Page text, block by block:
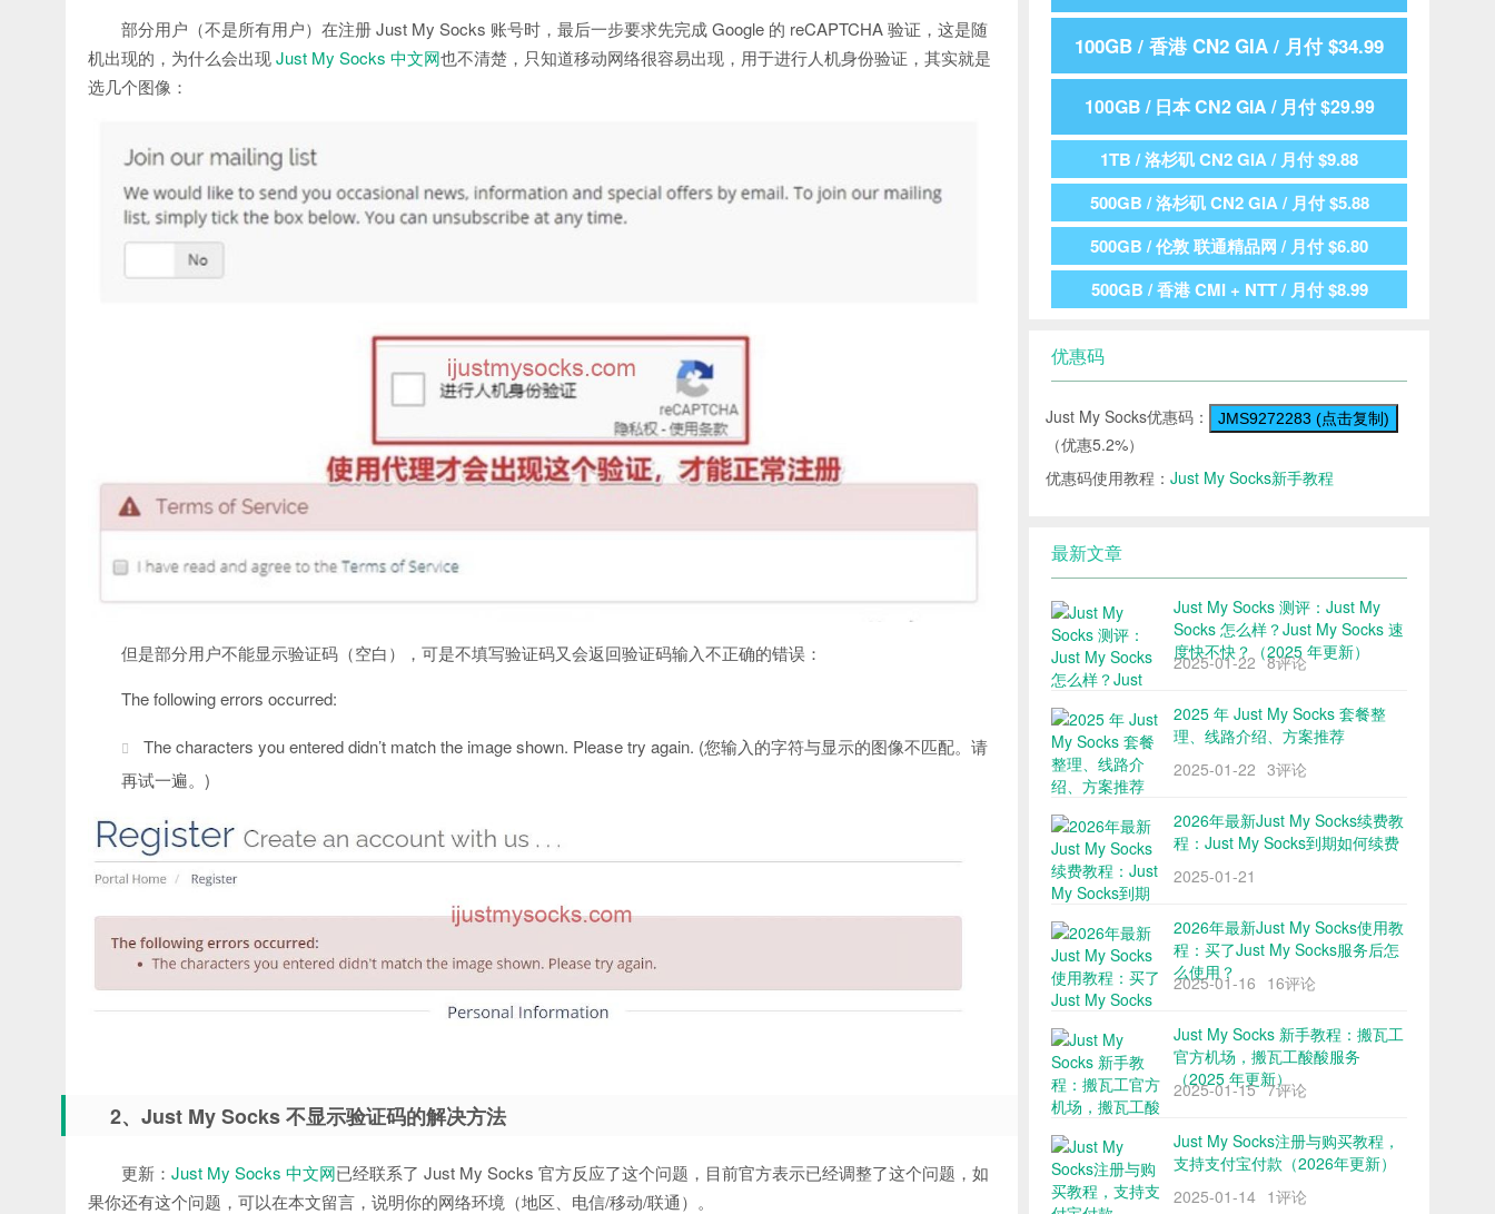
部分用户（不是所有用户）在注册 Just My Socks 账号时，最后一步要求先完成 Google 的 reCAPTCHA 验证，这是随
机出现的，为什么会出现Just My Socks 中文网也不清楚，只知道移动网络很容易出现，用于进行人机身份验证，其实就是
选几个图像：
但是部分用户不能显示验证码（空白），可是不填写验证码又会返回验证码输入不正确的错误：
The following errors occurred:
The characters you entered didn’t match the image shown. Please try again. (您输入的字符与显示的图像不匹配。请
再试一遍。)
2、Just My Socks 不显示验证码的解决方法
更新： Just My Socks 中文网已经联系了 Just My Socks 官方反应了这个问题，目前官方表示已经调整了这个问题，如
果你还有这个问题，可以在本文留言，说明你的网络环境（地区、电信/移动/联通）。
100GB / 香港 CN2 GIA / 月付 $34.99
100GB / 日本 CN2 GIA / 月付 $29.99
1TB / 洛杉矶 CN2 GIA / 月付 $9.88
500GB / 洛杉矶 CN2 GIA / 月付 $5.88
500GB / 伦敦 联通精品网 / 月付 $6.80
500GB / 香港 CMI + NTT / 月付 $8.99
优惠码
Just My Socks优惠码： JMS9272283 (点击复制)
（优惠5.2%）
优惠码使用教程： Just My Socks新手教程
最新文章
Just My Socks 测评：Just My
Socks 怎么样？Just My Socks 速
度快不快？（2025 年更新）
2025-01-22 8评论
2025 年 Just My Socks 套餐整
理、线路介绍、方案推荐
2025-01-22 3评论
2026年最新Just My Socks续费教
程：Just My Socks到期如何续费
2025-01-21
2026年最新Just My Socks使用教
程：买了Just My Socks服务后怎
么使用？
2025-01-16 16评论
Just My Socks 新手教程：搬瓦工
官方机场，搬瓦工酸酸服务
（2025 年更新）
2025-01-15 7评论
Just My Socks注册与购买教程，
支持支付宝付款（2026年更新）
2025-01-14 1评论